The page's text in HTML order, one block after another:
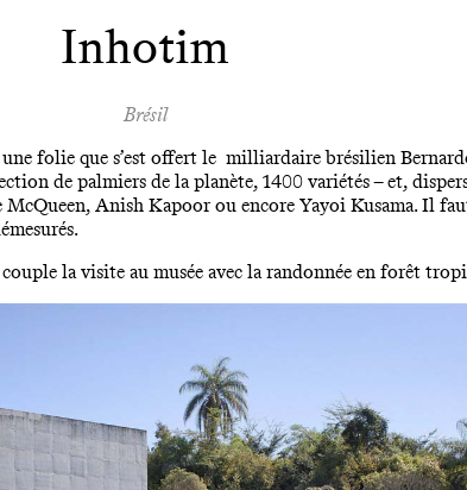
Inhotim
Brésil
folie que s’est offert le milliardaire brésilien
de palmiers de la planète, 1400 variétés – et,
Anish Kapoor ou encore Yayoi Kusama. Il
la visite au musée avec la randonnée en forêt